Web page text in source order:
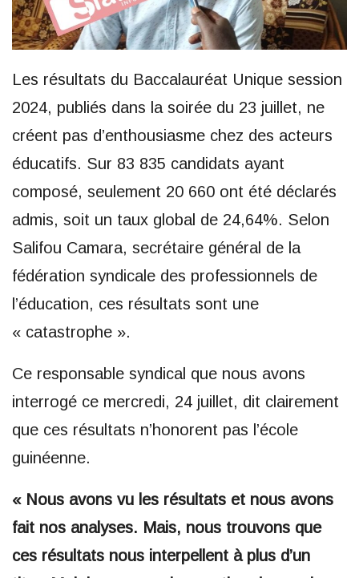
Les résultats du Baccalauréat Unique session
2024, publiés dans la soirée du 23 juillet, ne
créent pas d’enthousiasme chez des acteurs
éducatifs. Sur 83 835 candidats ayant
composé, seulement 20 660 ont été déclarés
admis, soit un taux global de 24,64%. Selon
Salifou Camara, secrétaire général de la
fédération syndicale des professionnels de
l’éducation, ces résultats sont une
« catastrophe ».
Ce responsable syndical que nous avons
interrogé ce mercredi, 24 juillet, dit clairement
que ces résultats n’honorent pas l’école
guinéenne.
« Nous avons vu les résultats et nous avons
fait nos analyses. Mais, nous trouvons que
ces résultats nous interpellent à plus d’un